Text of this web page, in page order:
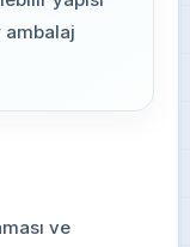
ambalaj
ve